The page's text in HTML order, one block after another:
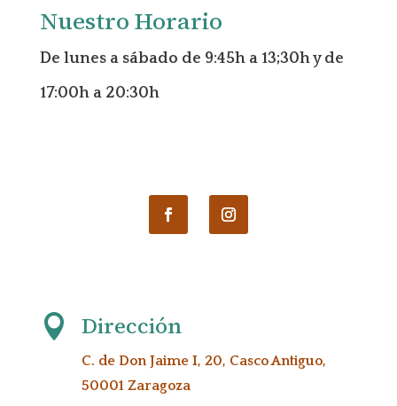
Nuestro Horario
De lunes a sábado de 9:45h a 13;30h y de
17:00h a 20:30h
 Dirección
C. de Don Jaime I, 20, Casco Antiguo,
50001 Zaragoza